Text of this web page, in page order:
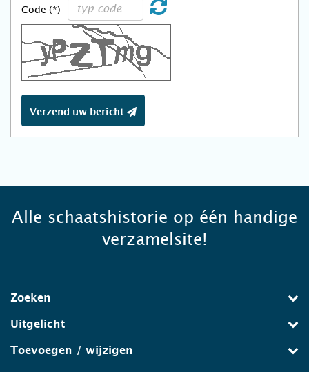
Code (*)
Verzend uw bericht
Alle schaatshistorie op één handige
verzamelsite!
Zoeken
Uitgelicht
Toevoegen / wijzigen